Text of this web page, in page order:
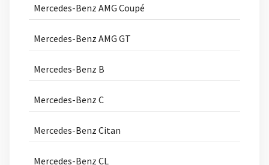
Mercedes-Benz AMG Coupé
Mercedes-Benz AMG GT
Mercedes-Benz B
Mercedes-Benz C
Mercedes-Benz Citan
Mercedes-Benz CL